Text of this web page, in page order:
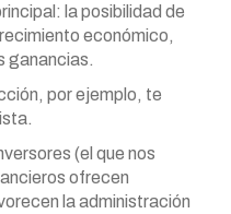
la posibilidad de
económico,
ganancias.
por ejemplo, te
(el que nos
ofrecen
la administración